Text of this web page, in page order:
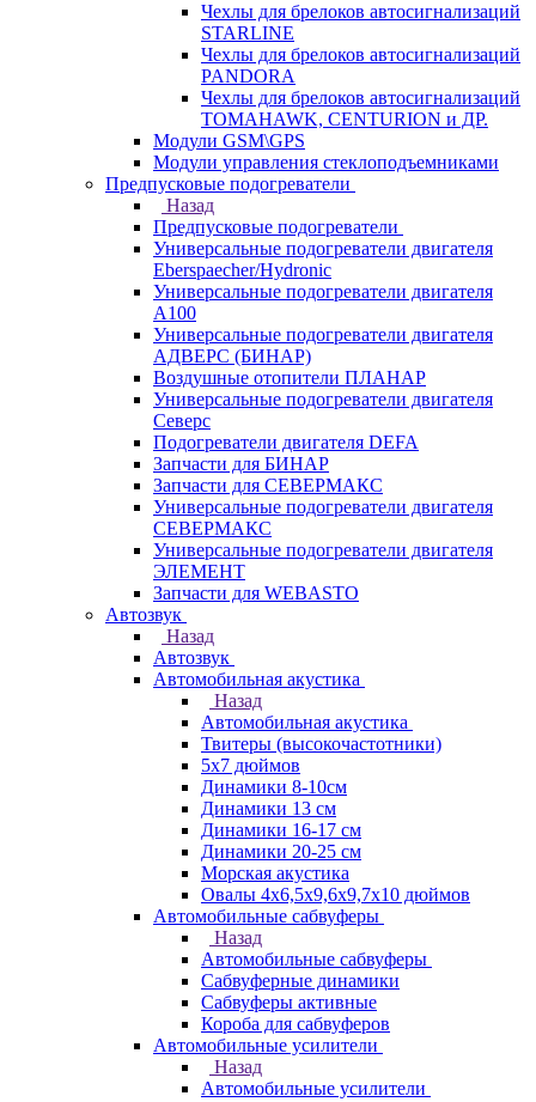
Чехлы для брелоков автосигнализаций
STARLINE
Чехлы для брелоков автосигнализаций
PANDORA
Чехлы для брелоков автосигнализаций
TOMAHAWK, CENTURION и ДР.
Модули GSM\GPS
Модули управления стеклоподъемниками
Предпусковые подогреватели
Назад
Предпусковые подогреватели
Универсальные подогреватели двигателя
Eberspaecher/Hydronic
Универсальные подогреватели двигателя
A100
Универсальные подогреватели двигателя
АДВЕРС (БИНАР)
Воздушные отопители ПЛАНАР
Универсальные подогреватели двигателя
Северс
Подогреватели двигателя DEFA
Запчасти для БИНАР
Запчасти для СЕВЕРМАКС
Универсальные подогреватели двигателя
СЕВЕРМАКС
Универсальные подогреватели двигателя
ЭЛЕМЕНТ
Запчасти для WEBASTO
Автозвук
Назад
Автозвук
Автомобильная акустика
Назад
Автомобильная акустика
Твитеры (высокочастотники)
5x7 дюймов
Динамики 8-10см
Динамики 13 см
Динамики 16-17 см
Динамики 20-25 см
Морская акустика
Овалы 4х6,5х9,6x9,7х10 дюймов
Автомобильные сабвуферы
Назад
Автомобильные сабвуферы
Сабвуферные динамики
Сабвуферы активные
Короба для сабвуферов
Автомобильные усилители
Назад
Автомобильные усилители